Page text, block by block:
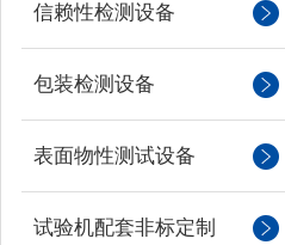
信赖性检测设备
包装检测设备
表面物性测试设备
试验机配套非标定制